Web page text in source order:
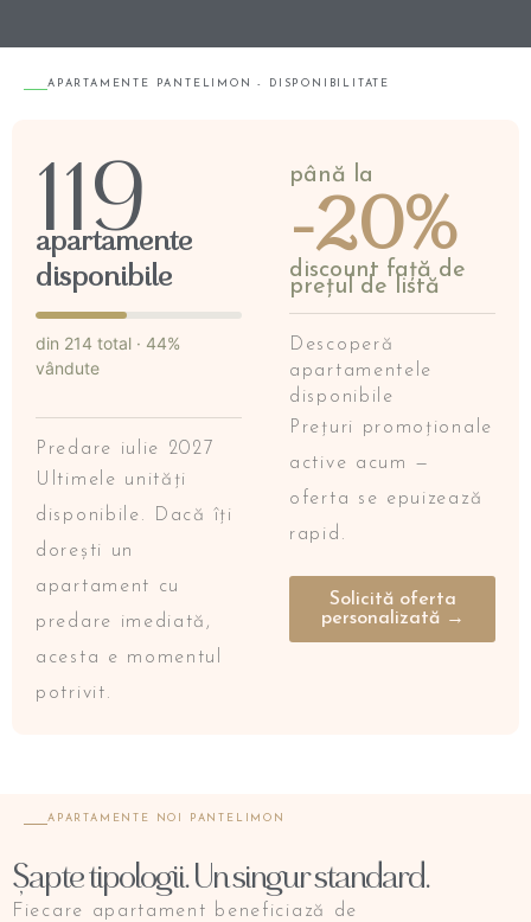
APARTAMENTE PANTELIMON - DISPONIBILITATE
119
apartamente
disponibile
din 214 total · 44%
vândute
Predare iulie 2027
Ultimele unități
disponibile. Dacă îți
dorești un
apartament cu
predare imediată,
acesta e momentul
potrivit.
până la
-20%
discount față de
prețul de listă
Descoperă
apartamentele
disponibile
Prețuri promoționale
active acum —
oferta se epuizează
rapid.
Solicită oferta
personalizată →
APARTAMENTE NOI PANTELIMON
Șapte tipologii. Un singur standard.
Fiecare apartament beneficiază de